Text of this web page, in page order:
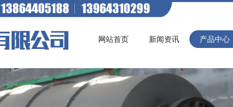
网站首页 新闻资讯 产品中心